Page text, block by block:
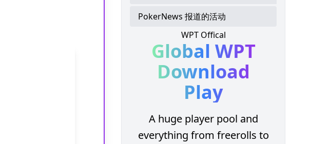
PokerNews 报道的活动
WPT Offical
Global WPT
Download
Play
A huge player pool and
everything from freerolls to